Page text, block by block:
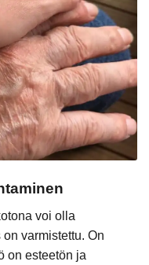
voi olla
varmistettu. On
on esteetön ja